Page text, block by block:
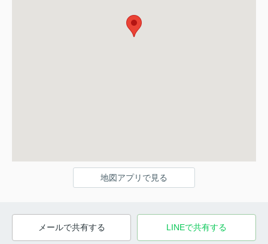
地図アプリで見る
メールで共有する LINEで共有する